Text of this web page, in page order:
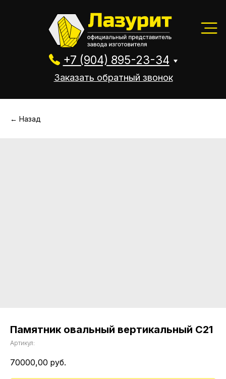
+7 (904) 895-23-34
Заказать обратный звонок
+7 (904) 895-23-34
Заказать обратный звонок
← Назад
Памятник овальный вертикальный С21
Артикул:
70000,00 руб.